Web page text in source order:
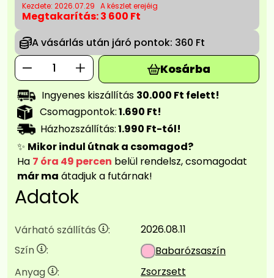
Kezdete: 2026.07.29 A készlet erejéig
Megtakarítás:3 600 Ft
A vásárlás után járó pontok: 360 Ft
Kosárba
Ingyenes kiszállítás 30.000 Ft felett!
Csomagpontok:1.690 Ft!
Házhozszállítás:1.990 Ft-tól!
✨ Mikor indul útnak a csomagod?
Ha 7 óra 49 percen belül rendelsz, csomagodat
már ma átadjuk a futárnak!
Adatok
Várható szállítás :
2026.08.11
Szín
:
Babarózsaszín
Anyag
: Zsorzsett